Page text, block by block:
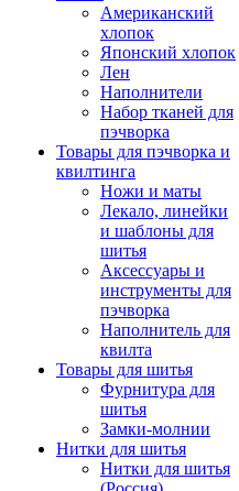
Американский
хлопок
Японский хлопок
Лен
Наполнители
Набор тканей для
пэчворка
Товары для пэчворка и
квилтинга
Ножи и маты
Лекало, линейки
и шаблоны для
шитья
Аксессуары и
инструменты для
пэчворка
Наполнитель для
квилта
Товары для шитья
Фурнитура для
шитья
Замки-молнии
Нитки для шитья
Нитки для шитья